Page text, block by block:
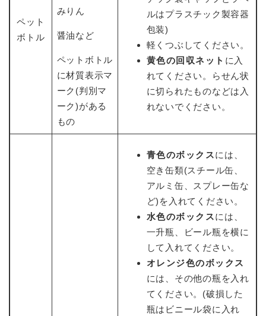
ペット
ボトル
みりん
醤油など
ペットボトル
に材質表示マ
ーク(判別マ
ーク)がある
もの
ルはプラスチック製容器
包装)
軽くつぶしてください。
黄色の回収ネット に入
れてください。らせん状
に切られたものなどは入
れないでください。
青色のボックスには、
空き缶類(スチール缶、
アルミ缶、スプレー缶な
ど)を入れてください。
水色のボックスには、
一升瓶、ビール瓶を横に
して入れてください。
オレンジ色のボックス
には、その他の瓶を入れ
てください。(破損した
瓶はビニール袋に入れ